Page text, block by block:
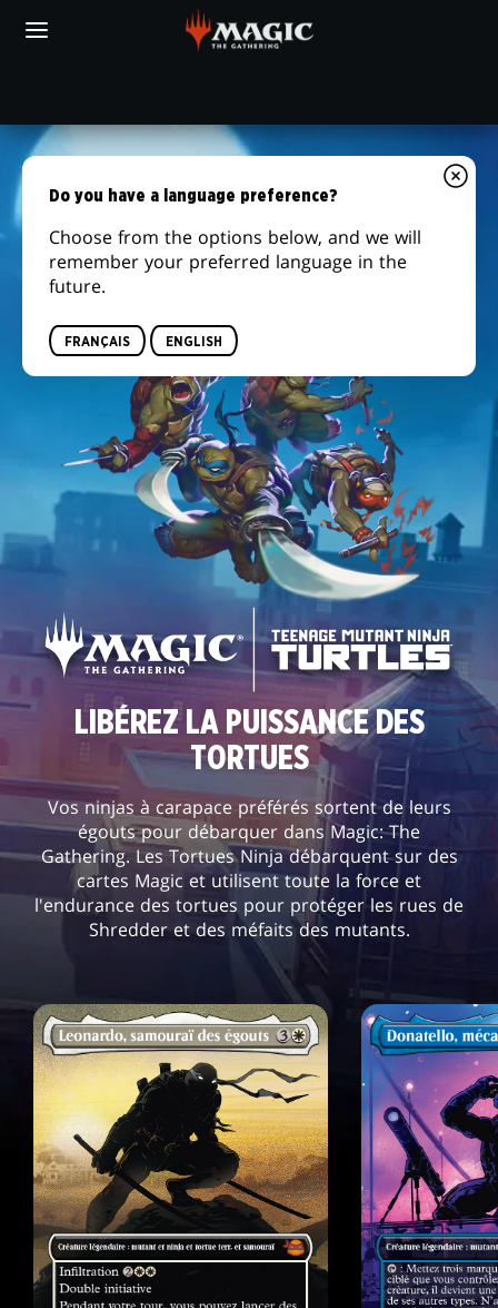
magasin
de
local
ARENA
MAGIC:
THE
GATHERING
TORTUES
MAINTENANT DISPONIBLE
LIBÉREZ LA PUISSANCE DES
TORTUES
Vos ninjas à carapace préférés sortent de leurs
égouts pour débarquer dans Magic: The
Gathering. Les Tortues Ninja débarquent sur des
cartes Magic et utilisent toute la force et
l'endurance des tortues pour protéger les rues de
Shredder et des méfaits des mutants.
Do you have a language preference?
Choose from the options below, and we will
remember your preferred language in the
future.
FRANÇAIS ENGLISH